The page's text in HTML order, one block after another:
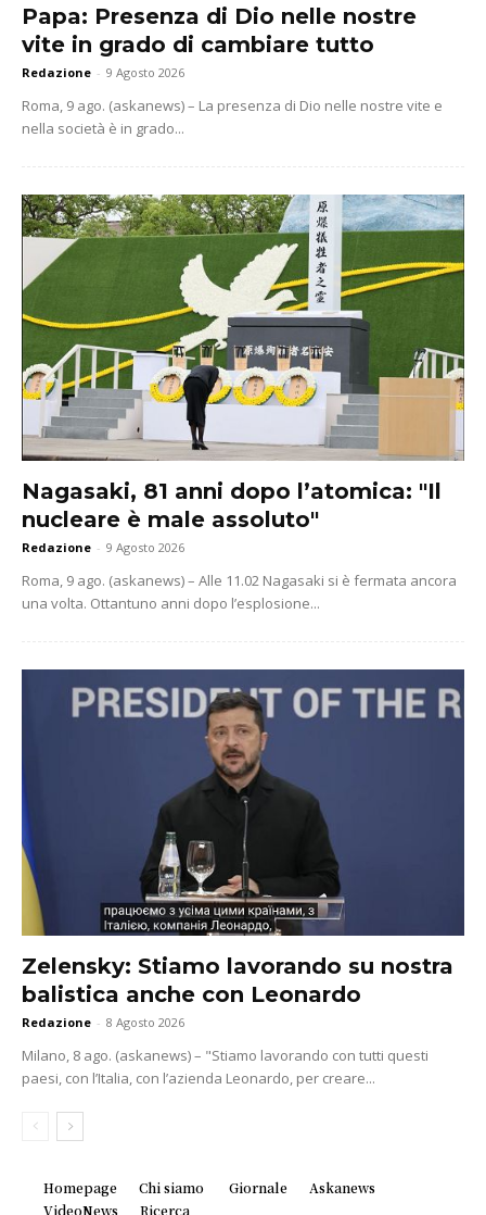
Papa: Presenza di Dio nelle nostre
vite in grado di cambiare tutto
Redazione - 9 Agosto 2026
Roma, 9 ago. (askanews) – La presenza di Dio nelle nostre vite e
nella società è in grado...
Nagasaki, 81 anni dopo l’atomica: "Il
nucleare è male assoluto"
Redazione - 9 Agosto 2026
Roma, 9 ago. (askanews) – Alle 11.02 Nagasaki si è fermata ancora
una volta. Ottantuno anni dopo l’esplosione...
Zelensky: Stiamo lavorando su nostra
balistica anche con Leonardo
Redazione - 8 Agosto 2026
Milano, 8 ago. (askanews) – "Stiamo lavorando con tutti questi
paesi, con l’Italia, con l’azienda Leonardo, per creare...
Homepage Chi siamo Giornale
Askanews
VideoNews
Ricerca